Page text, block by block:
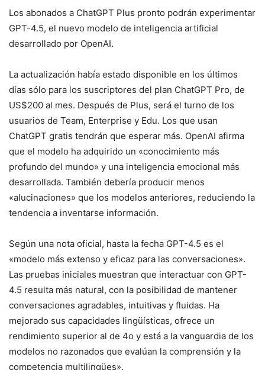
Los abonados a ChatGPT Plus pronto podrán experimentar
GPT-4.5, el nuevo modelo de inteligencia artificial
desarrollado por OpenAI.
La actualización había estado disponible en los últimos
días sólo para los suscriptores del plan ChatGPT Pro, de
US$200 al mes. Después de Plus, será el turno de los
usuarios de Team, Enterprise y Edu. Los que usan
ChatGPT gratis tendrán que esperar más. OpenAI afirma
que el modelo ha adquirido un «conocimiento más
profundo del mundo» y una inteligencia emocional más
desarrollada. También debería producir menos
«alucinaciones» que los modelos anteriores, reduciendo la
tendencia a inventarse información.
Según una nota oficial, hasta la fecha GPT-4.5 es el
«modelo más extenso y eficaz para las conversaciones».
Las pruebas iniciales muestran que interactuar con GPT-
4.5 resulta más natural, con la posibilidad de mantener
conversaciones agradables, intuitivas y fluidas. Ha
mejorado sus capacidades lingüísticas, ofrece un
rendimiento superior al de 4o y está a la vanguardia de los
modelos no razonados que evalúan la comprensión y la
competencia multilingües».